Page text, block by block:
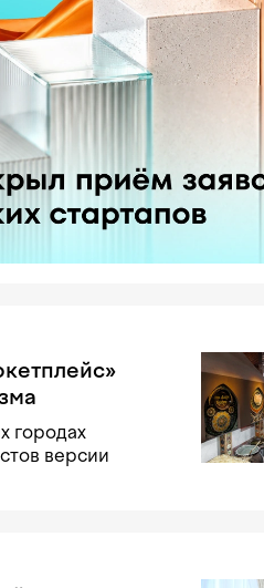
городах
версии